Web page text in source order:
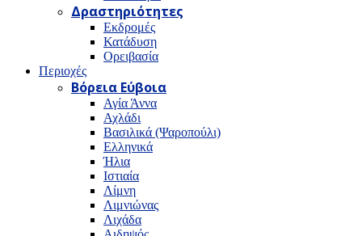
Δραστηριότητες
Εκδρομές
Κατάδυση
Ορειβασία
Περιοχές
Βόρεια Εύβοια
Αγία Άννα
Αχλάδι
Βασιλικά (Ψαροπούλι)
Ελληνικά
Ήλια
Ιστιαία
Λίμνη
Λιμνιώνας
Λιχάδα